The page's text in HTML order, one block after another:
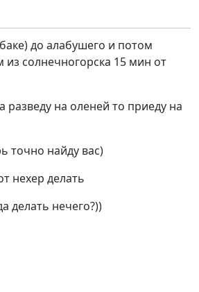
до алабушего и потом
солнечногорска 15 мин от
разведу на оленей то приеду на
точно найду вас)
нехер делать
делать нечего?))